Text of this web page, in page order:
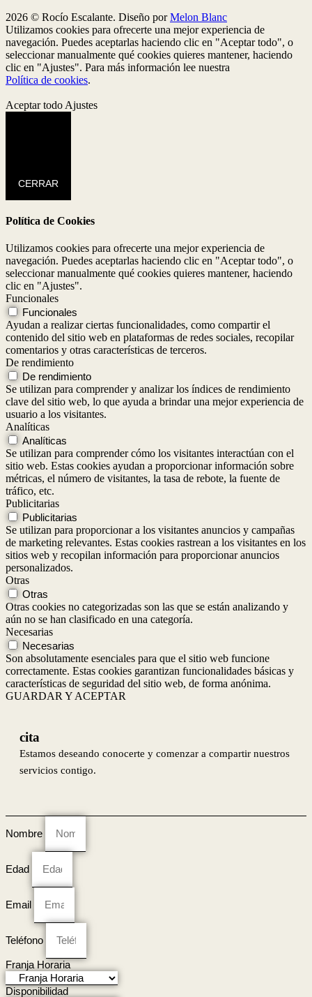
2026 © Rocío Escalante. Diseño porMelon Blanc
Utilizamos cookies para ofrecerte una mejor experiencia de
navegación. Puedes aceptarlas haciendo clic en "Aceptar todo", o
seleccionar manualmente qué cookies quieres mantener, haciendo
clic en "Ajustes". Para más información lee nuestra
Política de cookies.
Aceptar todo Ajustes
CERRAR
Política de Cookies
Utilizamos cookies para ofrecerte una mejor experiencia de
navegación. Puedes aceptarlas haciendo clic en "Aceptar todo", o
seleccionar manualmente qué cookies quieres mantener, haciendo
clic en "Ajustes".
Funcionales
Funcionales
Ayudan a realizar ciertas funcionalidades, como compartir el
contenido del sitio web en plataformas de redes sociales, recopilar
comentarios y otras características de terceros.
De rendimiento
De rendimiento
Se utilizan para comprender y analizar los índices de rendimiento
clave del sitio web, lo que ayuda a brindar una mejor experiencia de
usuario a los visitantes.
Analíticas
Analíticas
Se utilizan para comprender cómo los visitantes interactúan con el
sitio web. Estas cookies ayudan a proporcionar información sobre
métricas, el número de visitantes, la tasa de rebote, la fuente de
tráfico, etc.
Publicitarias
Publicitarias
Se utilizan para proporcionar a los visitantes anuncios y campañas
de marketing relevantes. Estas cookies rastrean a los visitantes en los
sitios web y recopilan información para proporcionar anuncios
personalizados.
Otras
Otras
Otras cookies no categorizadas son las que se están analizando y
aún no se han clasificado en una categoría.
Necesarias
Necesarias
Son absolutamente esenciales para que el sitio web funcione
correctamente. Estas cookies garantizan funcionalidades básicas y
características de seguridad del sitio web, de forma anónima.
GUARDAR Y ACEPTAR
cita
Estamos deseando conocerte y comenzar a compartir nuestros
servicios contigo.
Nombre
Edad
Email
Teléfono
Franja Horaria
Disponibilidad